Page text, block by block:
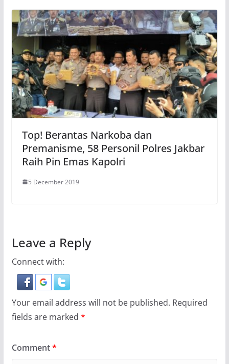
Top! Berantas Narkoba dan
Premanisme, 58 Personil Polres Jakbar
Raih Pin Emas Kapolri
5 December 2019
Leave a Reply
Connect with:
Your email address will not be published. Required
fields are marked *
Comment*